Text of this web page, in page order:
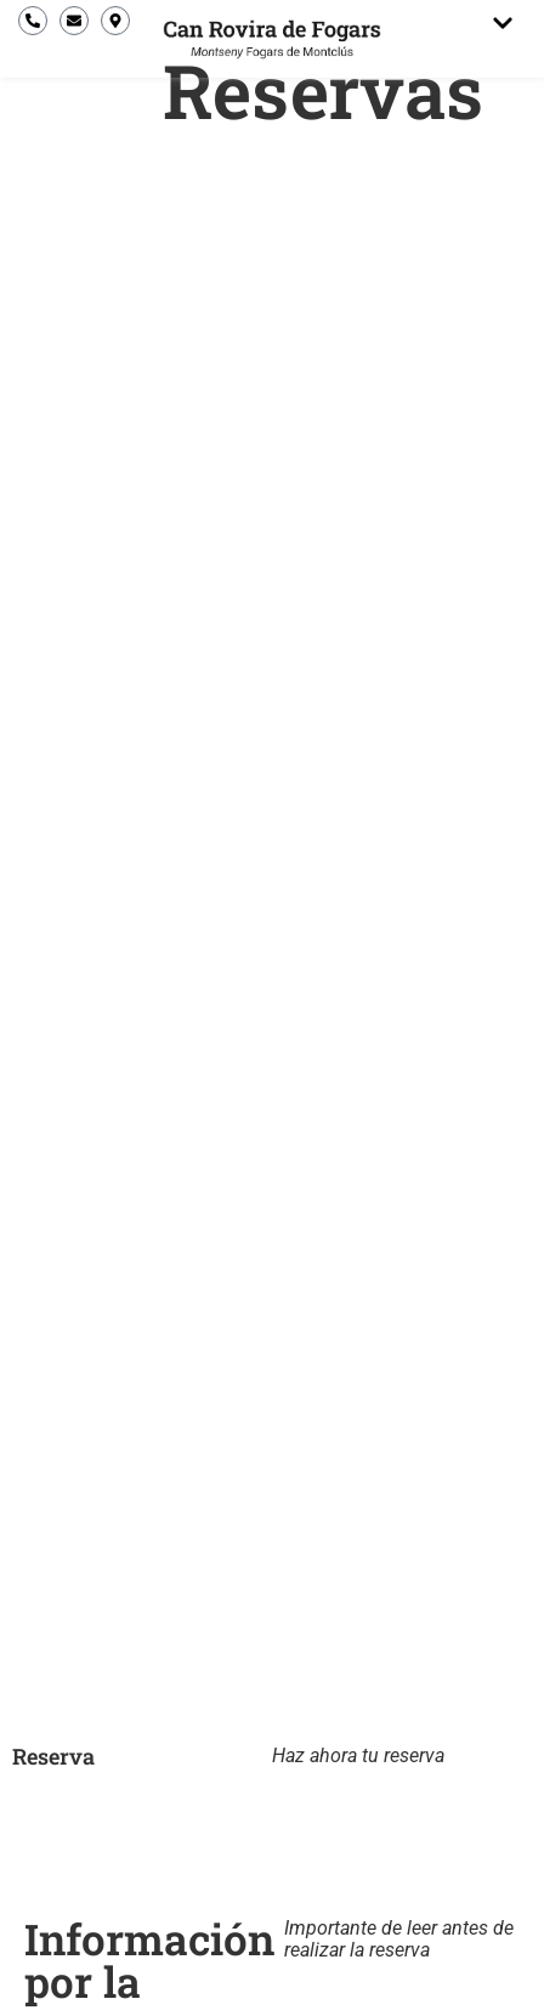
Reservas
Reserva Haz ahora tu reserva
Información
por la
Importante de leer antes de
realizar la reserva